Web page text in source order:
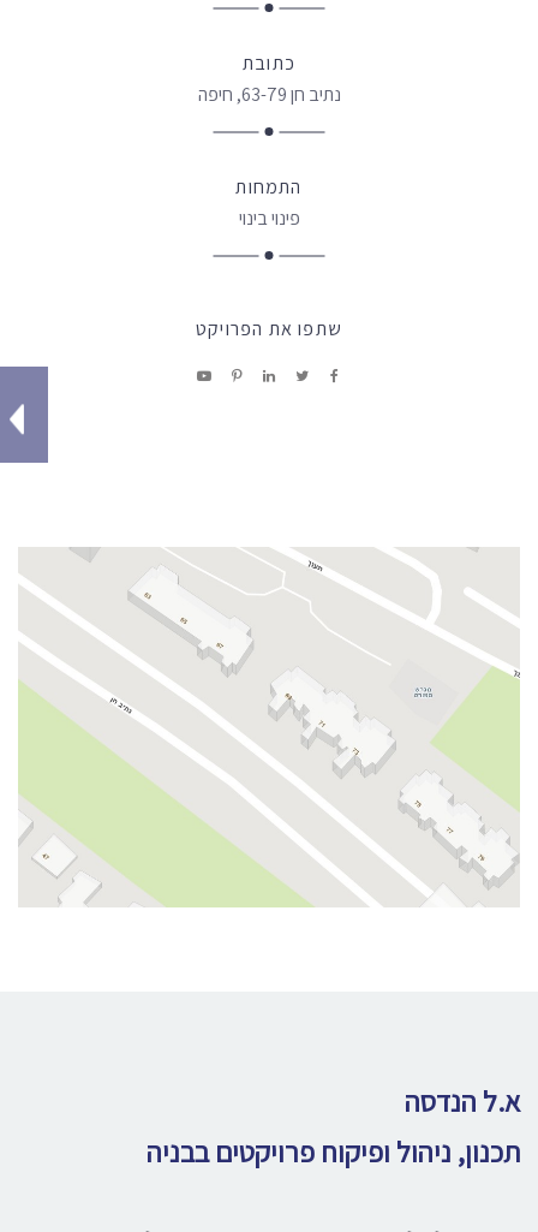
כתובת
נתיב חן 63-79, חיפה
התמחות
פינוי בינוי
שתפו את הפרויקט
א.ל הנדסה
תכנון, ניהול ופיקוח פרויקטים בבניה